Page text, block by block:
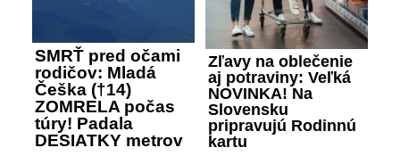
SMRŤ pred očami
rodičov: Mladá
Češka (†14)
ZOMRELA počas
túry! Padala
DESIATKY metrov
Zľavy na oblečenie
aj potraviny: Veľká
NOVINKA! Na
Slovensku
pripravujú Rodinnú
kartu